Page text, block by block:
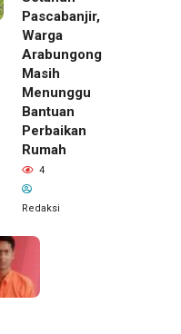
Pascabanjir,
Warga
Arabungong
Masih
Menunggu
Bantuan
Perbaikan
Rumah
4
Redaksi